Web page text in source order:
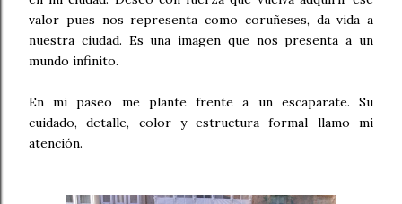
valor pues nos representa como coruñeses, da vida a
nuestra ciudad. Es una imagen que nos presenta a un
mundo infinito.
En mi paseo me plante frente a un escaparate. Su
cuidado, detalle, color y estructura formal llamo mi
atención.